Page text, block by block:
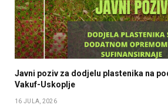
Javni poziv za dodjelu plastenika na
Vakuf-Uskoplje
16 JULA, 2026